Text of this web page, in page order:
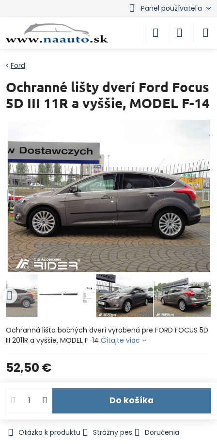
Panel používateľa
Ford
Ochranné lišty dverí Ford Focus
5D III 11R a vyššie, MODEL F-14
Ochranná lišta bočných dverí vyrobená pre FORD FOCUS 5D
III 2011R a vyššie, MODEL F-14 Čítajte viac
52,50 €
Do košíka
Otázka k produktu Strážny pes
Doručenia